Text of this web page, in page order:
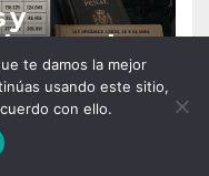
y
actual
ANGEL CANO
te damos la mejor
usando este sitio,
con ello.